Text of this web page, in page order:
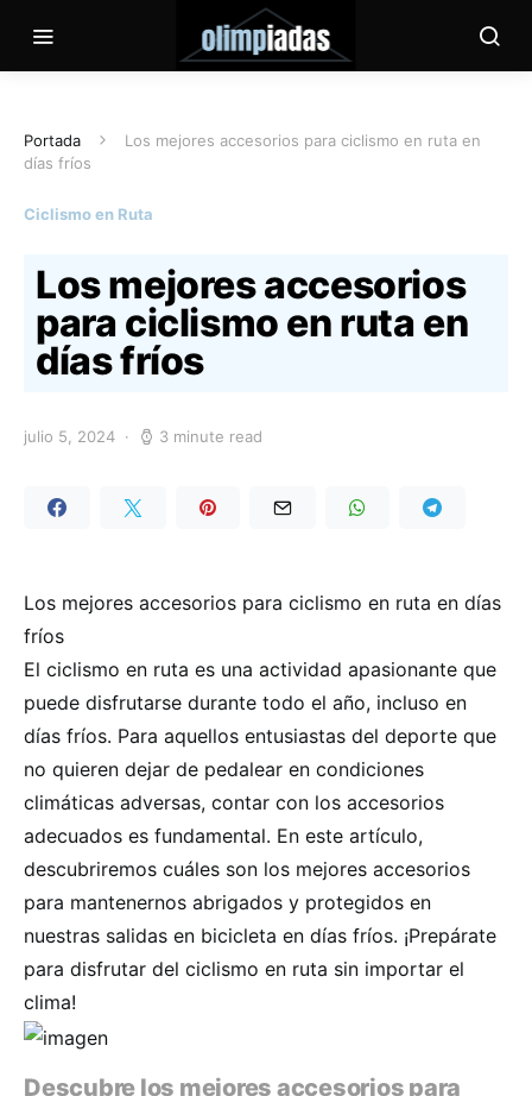
Portada
Los mejores accesorios para ciclismo en ruta en
días fríos
Ciclismo en Ruta
Los mejores accesorios
para ciclismo en ruta en
días fríos
julio 5, 2024 3 minute read
Los mejores accesorios para ciclismo en ruta en días
fríos
El ciclismo en ruta es una actividad apasionante que
puede disfrutarse durante todo el año, incluso en
días fríos. Para aquellos entusiastas del deporte que
no quieren dejar de pedalear en condiciones
climáticas adversas, contar con los accesorios
adecuados es fundamental. En este artículo,
descubriremos cuáles son los mejores accesorios
para mantenernos abrigados y protegidos en
nuestras salidas en bicicleta en días fríos. ¡Prepárate
para disfrutar del ciclismo en ruta sin importar el
clima!
Descubre los mejores accesorios para